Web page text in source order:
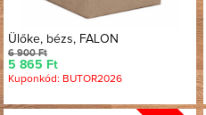
Ülőke, bézs, FALON
6 900 Ft
5 865 Ft
Kuponkód: BUTOR2026